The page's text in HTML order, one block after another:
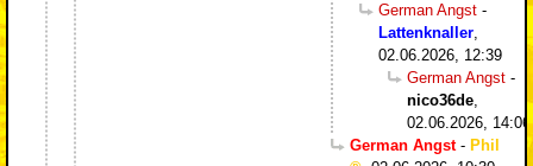
German Angst -
Lattenknaller,
02.06.2026, 12:39
German Angst -
nico36de,
02.06.2026, 14:06
German Angst- Phil